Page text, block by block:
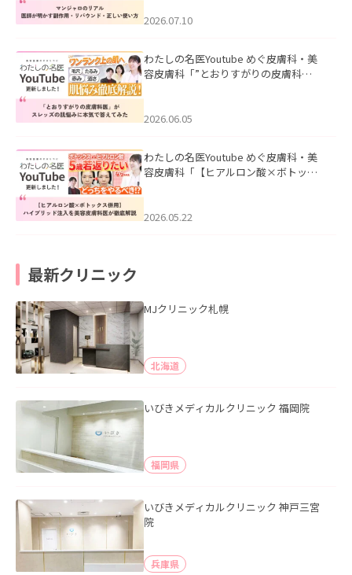
た。
2026.07.10
わたしの名医Youtube めぐ皮膚科・美
容皮膚科「”とおりすがりの皮膚科
2026.06.05
わたしの名医Youtube めぐ皮膚科・美
容皮膚科「【ヒアルロン酸×ボトック
た。
2026.05.22
最新クリニック
MJクリニック札幌
北海道
いびきメディカルクリニック 福岡院
福岡県
いびきメディカルクリニック 神戸三宮
院
兵庫県